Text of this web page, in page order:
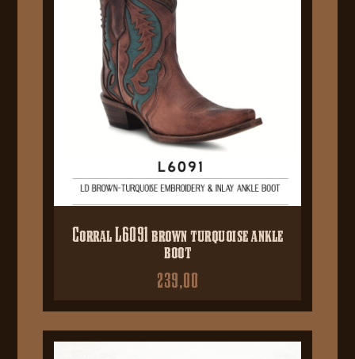
Corral L6091 brown turquoise ankle
boot
239,00